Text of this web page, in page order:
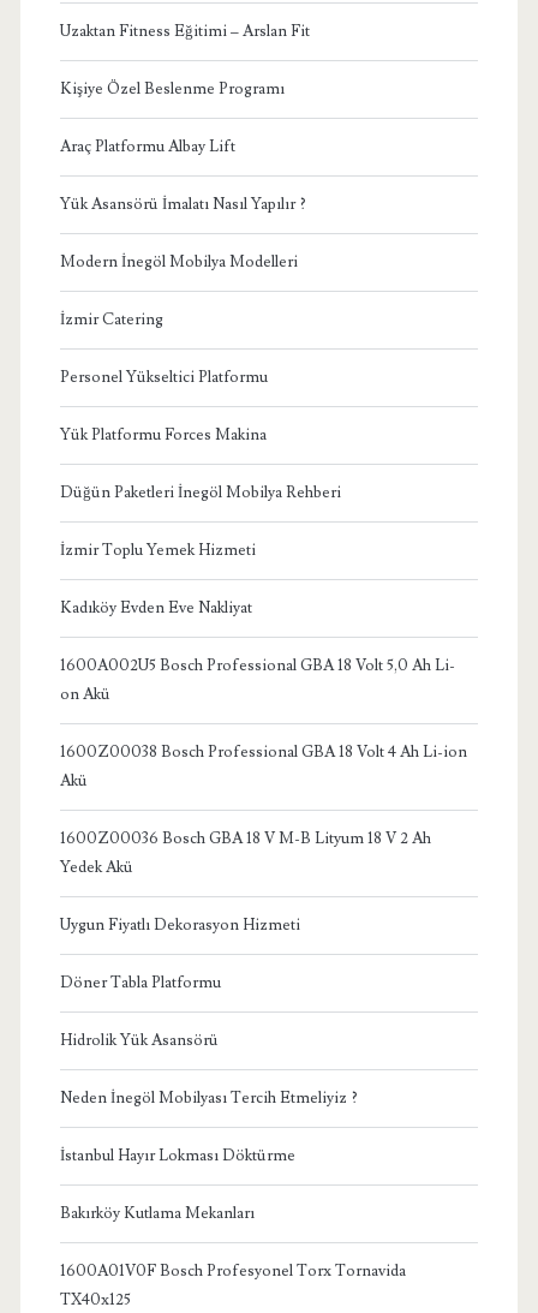
Uzaktan Fitness Eğitimi – Arslan Fit
Kişiye Özel Beslenme Programı
Araç Platformu Albay Lift
Yük Asansörü İmalatı Nasıl Yapılır ?
Modern İnegöl Mobilya Modelleri
İzmir Catering
Personel Yükseltici Platformu
Yük Platformu Forces Makina
Düğün Paketleri İnegöl Mobilya Rehberi
İzmir Toplu Yemek Hizmeti
Kadıköy Evden Eve Nakliyat
1600A002U5 Bosch Professional GBA 18 Volt 5,0 Ah Li-
on Akü
1600Z00038 Bosch Professional GBA 18 Volt 4 Ah Li-ion
Akü
1600Z00036 Bosch GBA 18 V M-B Lityum 18 V 2 Ah
Yedek Akü
Uygun Fiyatlı Dekorasyon Hizmeti
Döner Tabla Platformu
Hidrolik Yük Asansörü
Neden İnegöl Mobilyası Tercih Etmeliyiz ?
İstanbul Hayır Lokması Döktürme
Bakırköy Kutlama Mekanları
1600A01V0F Bosch Profesyonel Torx Tornavida
TX40x125